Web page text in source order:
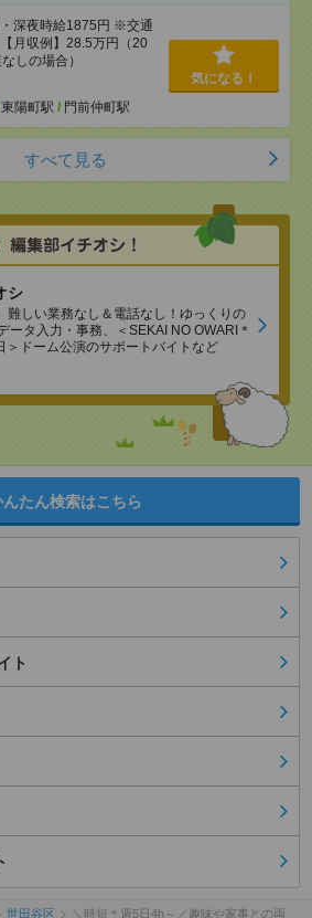
深夜時給1875円 ※交通
月収例】28.5万円（20
しの場合）
東陽町駅 / 門前仲町駅
気になる！
すべて見る
シ
難しい業務なし＆電話なし！ゆっくりの
ータ入力・事務、＜SEKAI NO OWARI＊
＞ドーム公演のサポートバイトなど
んたん検索はこちら
ト
世田谷区 ＼時短＊週5日4h～／趣味や家事との両